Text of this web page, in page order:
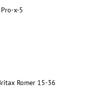
x-5
Romer 15-36